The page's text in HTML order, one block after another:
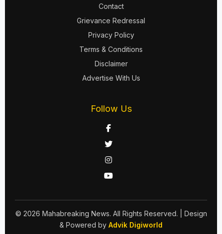
Contact
Grievance Redressal
Privacy Policy
Terms & Conditions
Disclaimer
Advertise With Us
Follow Us
© 2026 Mahabreaking News. All Rights Reserved.
| Design
& Powered by Advik Digiworld